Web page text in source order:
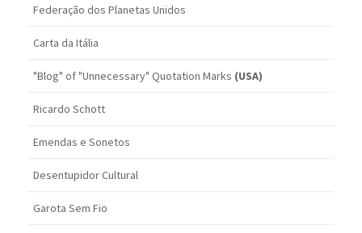
Federação dos Planetas Unidos
Carta da Itália
"Blog" of "Unnecessary" Quotation Marks (USA)
Ricardo Schott
Emendas e Sonetos
Desentupidor Cultural
Garota Sem Fio